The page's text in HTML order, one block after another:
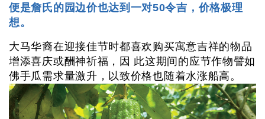
便是詹氏的园边价也达到一对50令吉，价格极理
想。
大马华裔在迎接佳节时都喜欢购买寓意吉祥的物品
增添喜庆或酬神祈福，因 此这期间的应节作物譬如
佛手瓜需求量激升，以致价格也随着水涨船高。